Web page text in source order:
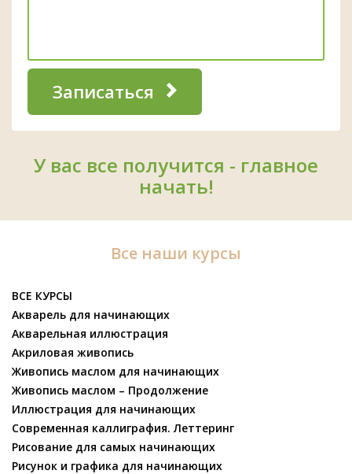
Записаться
У вас все получится - главное
начать!
Все наши курсы
ВСЕ КУРСЫ
Акварель для начинающих
Акварельная иллюстрация
Акриловая живопись
Живопись маслом для начинающих
Живопись маслом – Продолжение
Иллюстрация для начинающих
Современная каллиграфия. Леттеринг
Рисование для самых начинающих
Рисунок и графика для начинающих